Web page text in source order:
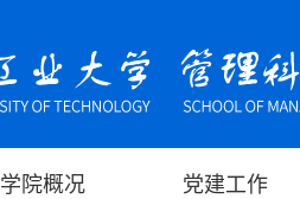
学院概况 党建工作